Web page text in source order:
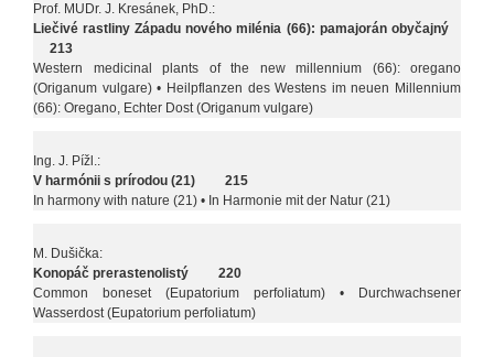
Prof. MUDr. J. Kresánek, PhD.:
Liečivé rastliny Západu nového milénia (66): pamajorán obyčajný
213
Western medicinal plants of the new millennium (66): oregano
(Origanum vulgare) • Heilpflanzen des Westens im neuen Millennium
(66): Oregano, Echter Dost (Origanum vulgare)
Ing. J. Pížl.:
V harmónii s prírodou (21) 215
In harmony with nature (21) • In Harmonie mit der Natur (21)
M. Dušička:
Konopáč prerastenolistý 220
Common boneset (Eupatorium perfoliatum) • Durchwachsener
Wasserdost (Eupatorium perfoliatum)